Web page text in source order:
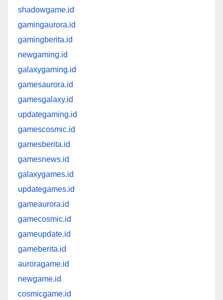
shadowgame.id
gamingaurora.id
gamingberita.id
newgaming.id
galaxygaming.id
gamesaurora.id
gamesgalaxy.id
updategaming.id
gamescosmic.id
gamesberita.id
gamesnews.id
galaxygames.id
updategames.id
gameaurora.id
gamecosmic.id
gameupdate.id
gameberita.id
auroragame.id
newgame.id
cosmicgame.id